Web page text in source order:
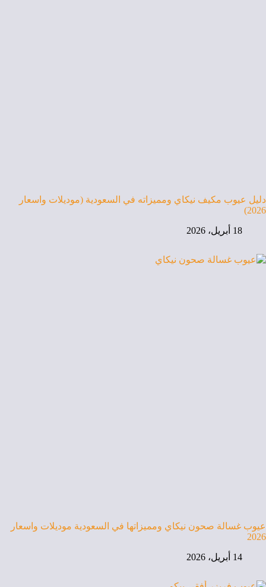
دليل عيوب مكيف نيكاي ومميزاته في السعودية (موديلات واسعار
2026)
18 أبريل، 2026
عيوب غسالة صحون نيكاي ومميزاتها في السعودية موديلات واسعار
2026
14 أبريل، 2026